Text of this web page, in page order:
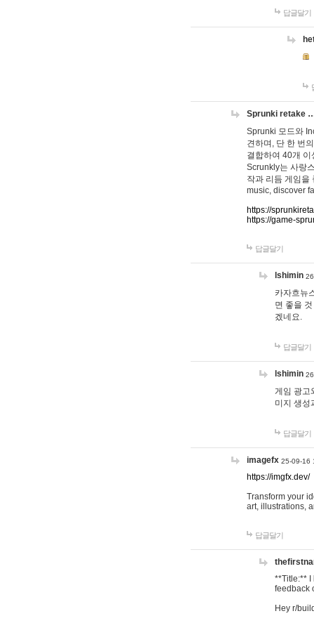
답글달기
Sprunki retake
Sprunki 모드와
견하며, 단 한 번
결합하여 40개
Scrunkly는 사랑
작과 리듬 게임을
music, discover
https://
https://game-
답글달기
lshimin
카자흐뉴
면 좋을
겠네요.
답글달기
lshimin
게임 광고
미지 생성
답글달기
imagefx 25-09-16
https://imgfx.dev/
Transform your
art, illustrations,
답글달기
**Title:** I
feedback
Hey r/